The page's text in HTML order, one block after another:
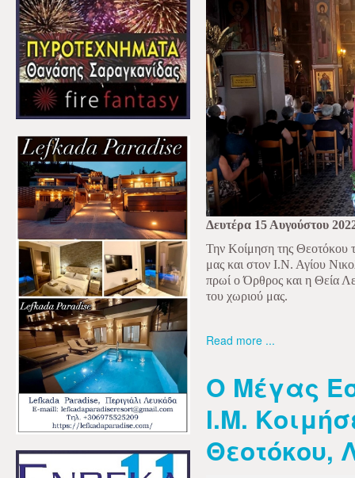
Δευτέρα 15 Αυγούστου
Την Κοίμηση της Θεοτόκου
μας και στον Ι.Ν. Αγίου
πρωί ο Όρθρος και η Θεία
του χωριού μας.
Read more ...
Ο Μέγας
Ι.Μ.
Θεοτόκου,